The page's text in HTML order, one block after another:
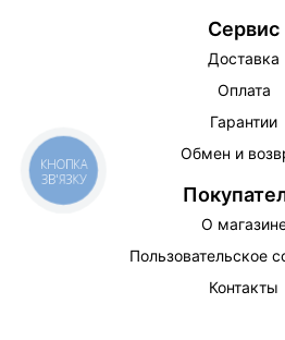
Сервис
Доставка
Оплата
Гарантии
Обмен и
О
Пользовательское
Контакты
КНОПКА
ЗВ'ЯЗКУ